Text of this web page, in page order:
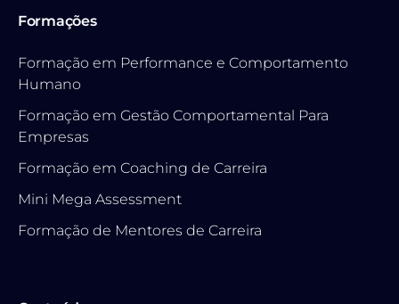
Formações
Formação em Performance e Comportamento
Humano
Formação em Gestão Comportamental Para
Empresas
Formação em Coaching de Carreira
Mini Mega Assessment
Formação de Mentores de Carreira